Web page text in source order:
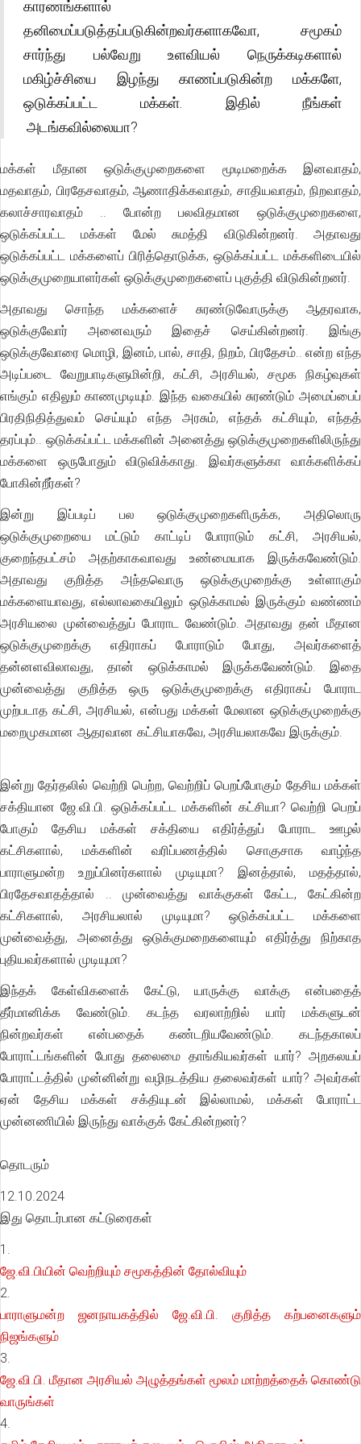
காரணங்களால்
தனிமைப்படுத்தப்படுகின்றவர்களாகவோ, சமூகம்
சார்ந்து பல்வேறு உளவியல் நெருக்கடிகளால்
மகிழ்ச்சியை இழந்து காணப்படுகின்ற மக்களே,
ஒடுக்கப்பட்ட மக்கள். இதில் நீங்கள்
அடங்கவில்லையா?
மக்கள் மீதான ஒடுக்குமுறைகளை மூடிமறைக்க இனவாதம்,
மதவாதம், பிரதேசவாதம், ஆணாதிக்கவாதம், சாதியவாதம், நிறவாதம்,
கலாச்சாரவாதம் .. போன்ற பலவிதமான ஒடுக்குமுறைகளை,
ஒடுக்கப்பட்ட மக்கள் மேல் சுமத்தி விடுகின்றனர். அதாவது
ஒடுக்கப்பட்ட மக்களைப் பிரித்தொடுக்க, ஒடுக்கப்பட்ட மக்களிடையில்
ஒடுக்குமுறையாளர்கள் ஒடுக்குமுறைகளைப் புகுத்தி விடுகின்றனர்.
அதாவது சொந்த மக்களைச் சுரண்டுவோருக்கு ஆதரவாக,
ஒடுக்குவோர் அனைவரும் இதைச் செய்கின்றனர். இங்கு
ஒடுக்குவோரை மொழி, இனம், பால், சாதி, நிறம், பிரதேசம்.. என்ற எந்த
அடிப்படை வேறுபாடிகளுமின்றி, கட்சி, அரசியல், சமூக நிகழ்வுகள்
எங்கும் எதிலும் காணமுடியும். இந்த வகையில் சுரண்டும் அமைப்பைப்
பிரதிநிதித்துவம் செய்யும் எந்த அரசும், எந்தக் கட்சியும், எந்தத்
தரப்பும்.. ஒடுக்கப்பட்ட மக்களின் அனைத்து ஒடுக்குமுறைகளிலிருந்து
மக்களை ஒருபோதும் விடுவிக்காது. இவர்களுக்கா வாக்களிக்கப்
போகின்றீர்கள்?
இன்று இப்படிப் பல ஒடுக்குமுறைகளிருக்க, அதிலொரு
ஒடுக்குமுறையை மட்டும் காட்டிப் போராடும் கட்சி, அரசியல்,
குறைந்தபட்சம் அதற்காகவாவது உண்மையாக இருக்கவேண்டும்.
அதாவது குறித்த அந்தவொரு ஒடுக்குமுறைக்கு உள்ளாகும்
மக்களையாவது, எல்லாவகையிலும் ஒடுக்காமல் இருக்கும் வண்ணம்
அரசியலை முன்வைத்துப் போராட வேண்டும். அதாவது தன் மீதான
ஒடுக்குமுறைக்கு எதிராகப் போராடும் போது, அவர்களைத்
தன்னளவிலாவது, தான் ஒடுக்காமல் இருக்கவேண்டும். இதை
முன்வைத்து குறித்த ஒரு ஒடுக்குமுறைக்கு எதிராகப் போராட
முற்படாத கட்சி, அரசியல், என்பது மக்கள் மேலான ஒடுக்குமுறைக்கு
மறைமுகமான ஆதரவான கட்சியாகவே, அரசியலாகவே இருக்கும்.
இன்று தேர்தலில் வெற்றி பெற்ற, வெற்றிப் பெறப்போகும் தேசிய மக்கள்
சக்தியான ஜே.வி.பி. ஒடுக்கப்பட்ட மக்களின் கட்சியா? வெற்றி பெறப்
போகும் தேசிய மக்கள் சக்தியை எதிர்த்துப் போராட ஊழல்
கட்சிகளால், மக்களின் வரிப்பணத்தில் சொகுசாக வாழ்ந்த
பாராளுமன்ற உறுப்பினர்களால் முடியுமா? இனத்தால், மதத்தால்,
பிரதேசவாதத்தால் .. முன்வைத்து வாக்குகள் கேட்ட, கேட்கின்ற
கட்சிகளால், அரசியலால் முடியுமா? ஒடுக்கப்பட்ட மக்களை
முன்வைத்து, அனைத்து ஒடுக்குமறைகளையும் எதிர்த்து நிற்காத
புதியவர்களால் முடியுமா?
இந்தக் கேள்விகளைக் கேட்டு, யாருக்கு வாக்கு என்பதைத்
தீர்மானிக்க வேண்டும். கடந்த வரலாற்றில் யார் மக்களுடன்
நின்றவர்கள் என்பதைக் கண்டறியவேண்டும். கடந்தகாலப்
போராட்டங்களின் போது தலைமை தாங்கியவர்கள் யார்? அறகலயப்
போராட்டத்தில் முன்னின்று வழிநடத்திய தலைவர்கள் யார்? அவர்கள்
ஏன் தேசிய மக்கள் சக்தியுடன் இல்லாமல், மக்கள் போராட்ட
முன்னணியில் இருந்து வாக்குக் கேட்கின்றனர்?
தொடரும்
12.10.2024
இது தொடர்பான கட்டுரைகள்
1.
ஜே.வி.பியின் வெற்றியும் சமூகத்தின் தோல்வியும்
2.
பாராளுமன்ற ஜனநாயகத்தில் ஜே.வி.பி. குறித்த கற்பனைகளும்
நிஜங்களும்
3.
ஜே.வி.பி. மீதான அரசியல் அழுத்தங்கள் மூலம் மாற்றத்தைக் கொண்டு
வாருங்கள்
4.